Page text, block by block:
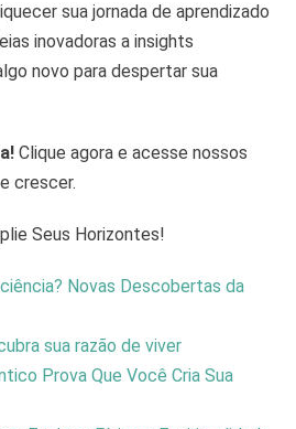
sua jornada de aprendizado
inovadoras a insights
novo para despertar sua
Clique agora e acesse nossos
crescer.
Seus Horizontes!
Novas Descobertas da
sua razão de viver
Prova Que Você Cria Sua